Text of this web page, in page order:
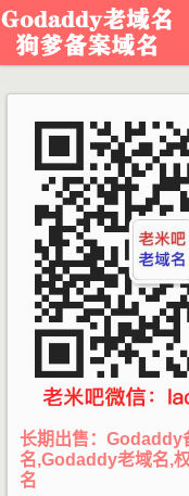
长期出售：Godaddy
名,Godaddy老域名,
名